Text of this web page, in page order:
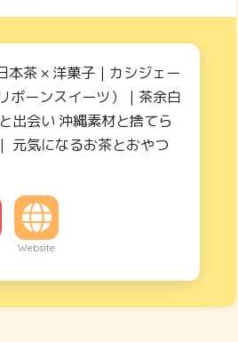
本茶 × 洋菓子｜カシジェー
ボーンスイーツ）｜茶余白
出会い 沖縄素材と捨てら
元気になるお茶とおやつ
Website